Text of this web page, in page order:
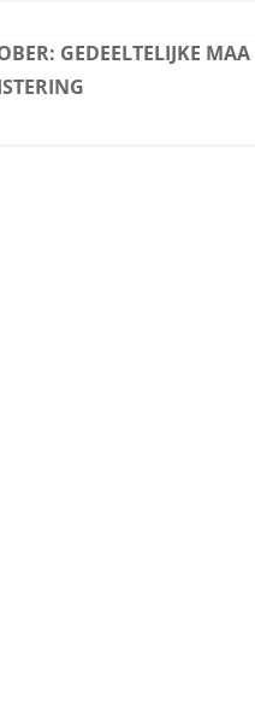
GEDEELTELIJKE MAA